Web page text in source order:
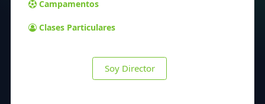
Campamentos
Clases Particulares
Soy Director